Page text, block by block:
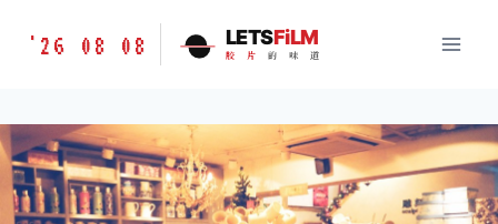
胶
味
道
LETSFILM
'26 08 08 LETSFiLM
胶 片 的 味 道